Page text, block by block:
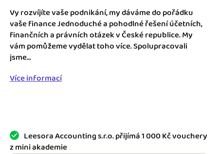
Propojení na další systémy
Spřátelené účetní
Katalog doplňků
Jak začít podnikat
Jak se vyznat ve fakturaci
Šablona pro plátce DPH
Šablona pro neplátce DPH
Registrovat ZDARMA
Vy rozvíjíte vaše podnikání, my dáváme do pořádku
vaše finance Jednoduché a pohodlné řešení účetních,
finančních a právních otázek v České republice. My
vám pomůžeme vydělat toho více. Spolupracovali
jsme...
Více informací
Leesora Accounting s.r.o. přijímá 1 000 Kč vouchery
z mini akademie